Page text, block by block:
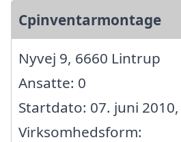
Cpinventarmontage
Nyvej 9, 6660 Lintrup
Ansatte: 0
Startdato: 07. juni 2010,
Virksomhedsform: